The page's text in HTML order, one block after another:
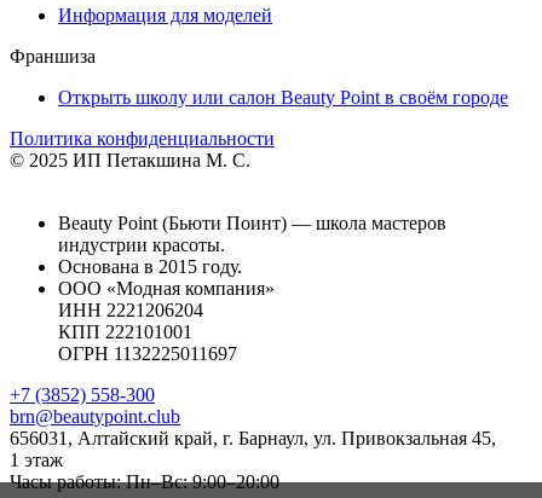
Информация для моделей
Франшиза
Открыть школу или салон Beauty Point в своём городе
Политика конфиденциальности
© 2025 ИП Петакшина М. С.
Beauty Point (Бьюти Поинт) — школа мастеров
индустрии красоты.
Основана в 2015 году.
ООО «Модная компания»
ИНН 2221206204
КПП 222101001
ОГРН 1132225011697
+7 (3852) 558-300
brn@beautypoint.club
656031, Алтайский край, г. Барнаул, ул. Привокзальная 45,
1 этаж
Часы работы: Пн–Вс: 9:00–20:00